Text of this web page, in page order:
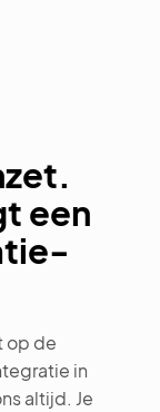
een
op de
in
altijd. Je